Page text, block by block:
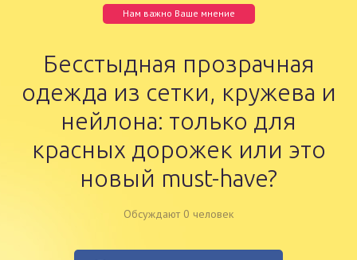
Нам важно Ваше мнение
Бесстыдная прозрачная
одежда из сетки, кружева и
нейлона: только для
красных дорожек или это
новый must-have?
Обсуждают 0 человек